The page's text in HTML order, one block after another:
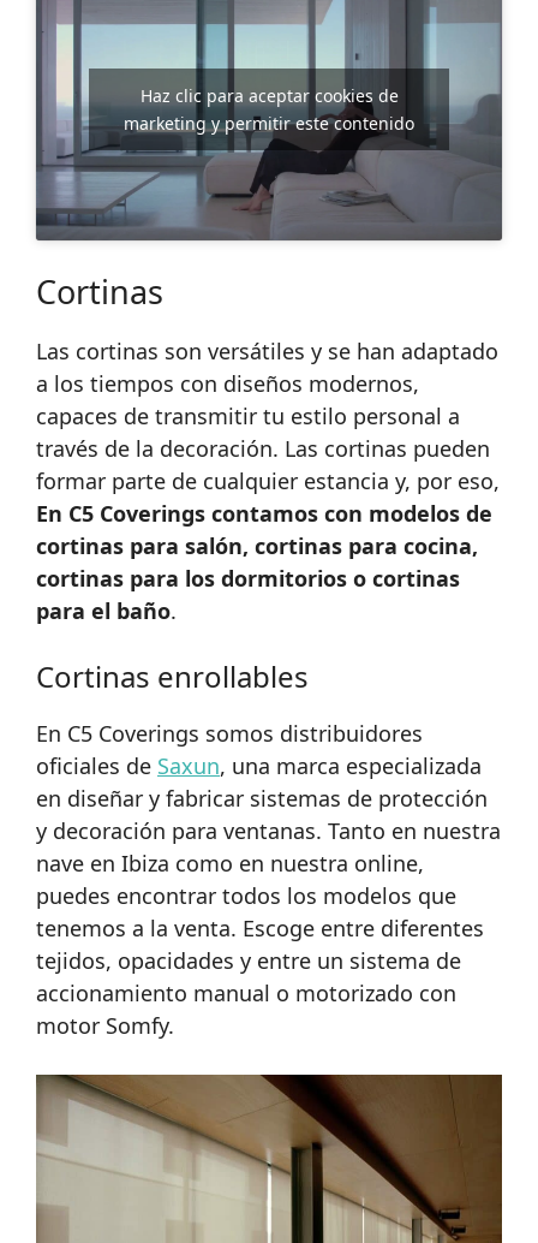
Haz clic para aceptar cookies de
marketing y permitir este contenido
Cortinas
Las cortinas son versátiles y se han adaptado
a los tiempos con diseños modernos,
capaces de transmitir tu estilo personal a
través de la decoración. Las cortinas pueden
formar parte de cualquier estancia y, por eso,
En C5 Coverings contamos con modelos de
cortinas para salón, cortinas para cocina,
cortinas para los dormitorios o cortinas
para el baño.
Cortinas enrollables
En C5 Coverings somos distribuidores
oficiales de Saxun, una marca especializada
en diseñar y fabricar sistemas de protección
y decoración para ventanas. Tanto en nuestra
nave en Ibiza como en nuestra online,
puedes encontrar todos los modelos que
tenemos a la venta. Escoge entre diferentes
tejidos, opacidades y entre un sistema de
accionamiento manual o motorizado con
motor Somfy.